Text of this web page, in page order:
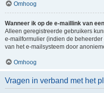
Omhoog
Wanneer ik op de e-maillink van
Alleen geregistreerde gebruikers
e-mailformulier (indien de
van het e-mailsysteem door
Omhoog
Vragen in verband met het